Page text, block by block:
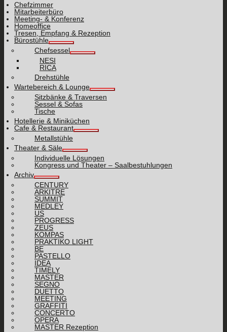
Chefzimmer
Mitarbeiterbüro
Meeting- & Konferenz
Homeoffice
Tresen, Empfang & Rezeption
Bürostühle
Chefsessel
NESI
RICA
Drehstühle
Wartebereich & Lounge
Sitzbänke & Traversen
Sessel & Sofas
Tische
Hotellerie & Miniküchen
Cafe & Restaurant
Metallstühle
Theater & Säle
Individuelle Lösungen
Kongress und Theater – Saalbestuhlungen
Archiv
CENTURY
ARKITRE
SUMMIT
MEDLEY
US
PROGRESS
ZEUS
KOMPAS
PRAKTIKO LIGHT
BE
PASTELLO
IDEA
TIMELY
MASTER
SEGNO
DUETTO
MEETING
GRAFFITI
CONCERTO
OPERA
MASTER Rezeption